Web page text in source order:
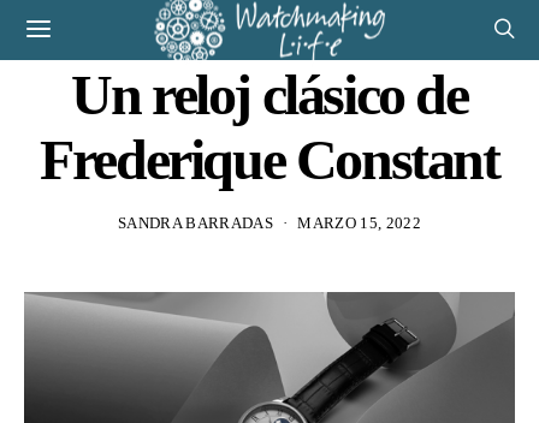
Un reloj clásico de
Frederique Constant
SANDRA BARRADAS MARZO 15, 2022